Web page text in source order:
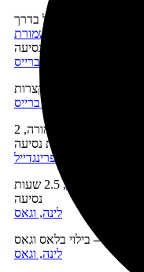
וטיול בדרך
בשמורת
לינה, ברייס
ברייס, נסיעות קצרות
לינה, ברייס
בדרך נופית מרהיבה וטיול בשמורה, 2
שעות נסיעה
לינה, ספרינגדייל
, 2.5 שעות
נסיעה
לינה, וגאס
בילוי בלאס וגאס
לינה, וגאס